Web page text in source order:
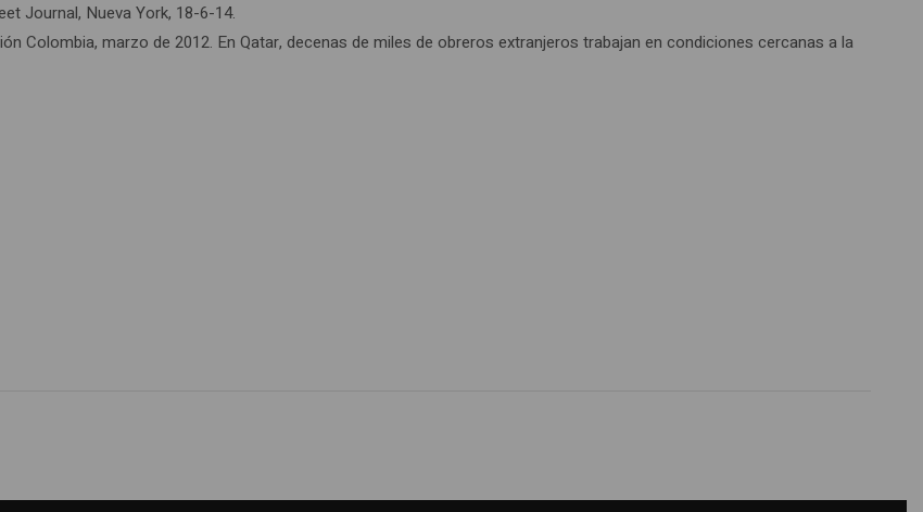
Journal, Nueva York, 18-6-14.
Colombia, marzo de 2012. En Qatar, decenas de miles de obreros extranjeros trabajan en condiciones cercanas a la